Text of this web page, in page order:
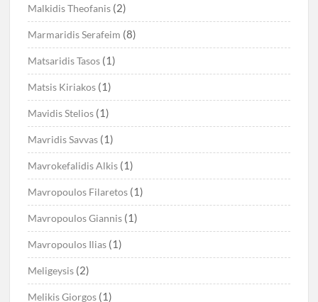
Malkidis Theofanis (2)
Marmaridis Serafeim (8)
Matsaridis Tasos (1)
Matsis Kiriakos (1)
Mavidis Stelios (1)
Mavridis Savvas (1)
Mavrokefalidis Alkis (1)
Mavropoulos Filaretos (1)
Mavropoulos Giannis (1)
Mavropoulos Ilias (1)
Meligeysis (2)
Melikis Giorgos (1)